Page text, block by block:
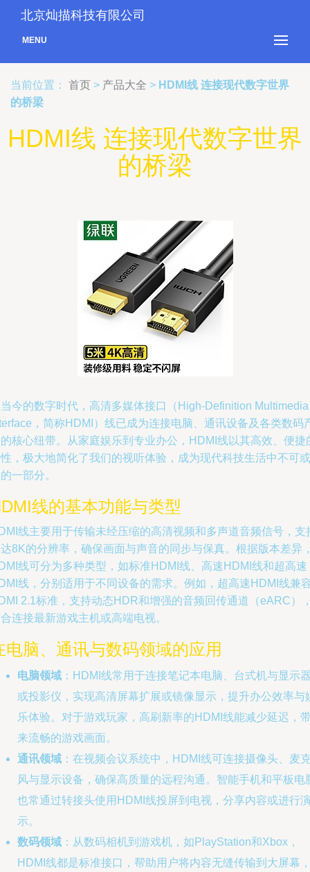
北京灿描科技有限公司
MENU
当前位置： 首页 > 产品大全 > HDMI线 连接现代数字世界
的桥梁
HDMI线 连接现代数字世界
的桥梁
今的数字时代，高清多媒体接口（High-Definition Multimedia
，简称HDMI）线已成为连接电脑、通讯设备及各类数码
核心纽带。从家庭娱乐到专业办公，HDMI线以其高效、便捷
，极大地简化了我们的视听体验，成为现代科技生活中不可或
一部分。
线的基本功能与类型
线主要用于传输未经压缩的高清视频和多声道音频信号，支
8K的分辨率，确保画面与声音的同步与保真。根据版本差异
线可分为多种类型，如标准HDMI线、高速HDMI线和超高速
线，分别适用于不同设备的需求。例如，超高速HDMI线兼
2.1标准，支持动态HDR和增强的音频回传通道（eARC）
连接最新游戏主机或高端电视。
电脑、通讯与数码领域的应用
电脑领域 ：HDMI线常用于连接笔记本电脑、台式机与显示
或投影仪，实现高清屏幕扩展或镜像显示，提升办公效率与
乐体验。对于游戏玩家，高刷新率的HDMI线能减少延迟，
来流畅的游戏画面。
通讯领域 ：在视频会议系统中，HDMI线可连接摄像头、麦
风与显示设备，确保高质量的远程沟通。智能手机和平板电
也常通过转接头使用HDMI线投屏到电视，分享内容或进行
示。
数码领域 ：从数码相机到游戏机，如PlayStation和Xbox，
HDMI线都是标准接口，帮助用户将内容无缝传输到大屏幕